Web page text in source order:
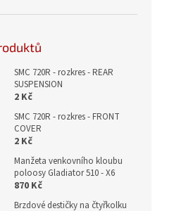
SMC 720R - rozkres - REAR
SUSPENSION
2 Kč
SMC 720R - rozkres - FRONT
COVER
2 Kč
Manžeta venkovního kloubu
poloosy Gladiator 510 - X6
870 Kč
Brzdové destičky na čtyřkolku